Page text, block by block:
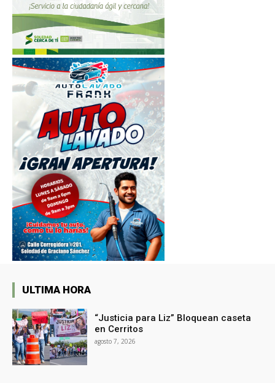
ULTIMA HORA
“Justicia para Liz” Bloquean caseta
en Cerritos
agosto 7, 2026